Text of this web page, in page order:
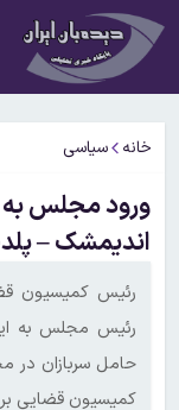
خانه سیاسی
ورود مجلس به
اندیمشک –
رئیس کمیسیون
رئیس مجلس به
حامل سربازان در
کمیسیون قضایی